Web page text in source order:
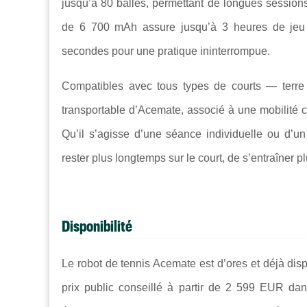
jusqu’à 80 balles, permettant de longues
de 6 700 mAh assure jusqu’à 3 heures de
secondes pour une pratique ininterrompue.
Compatibles avec tous types de courts —
transportable d’Acemate, associé à une
Qu’il s’agisse d’une séance individuelle ou
rester plus longtemps sur le court, de s’entraîner
Disponibilité
Le robot de tennis Acemate est d’ores et déjà
prix public conseillé à partir de 2 599 EUR